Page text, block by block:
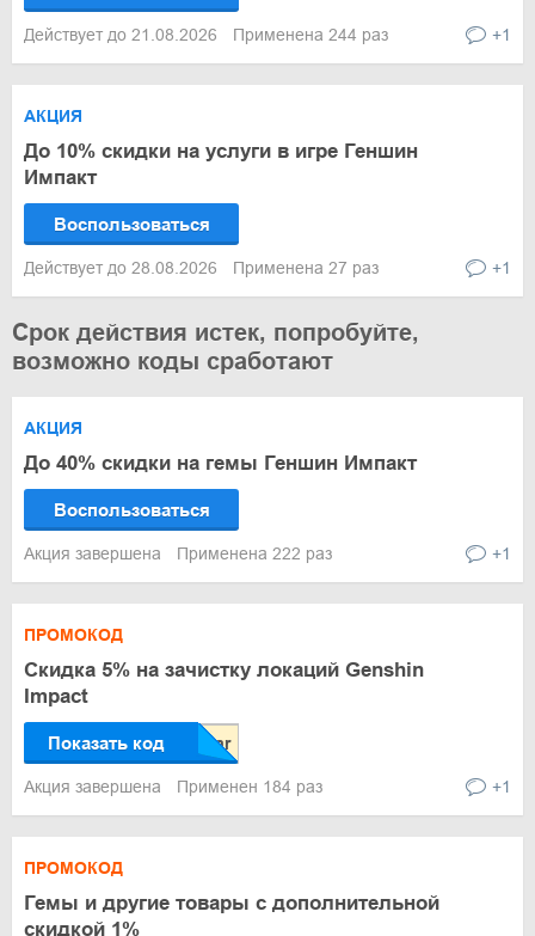
Действует до 21.08.2026 Применена 244 раз +1
АКЦИЯ
До 10% скидки на услуги в игре Геншин
Импакт
Воспользоваться
Действует до 28.08.2026 Применена 27 раз +1
Срок действия истек, попробуйте,
возможно коды сработают
АКЦИЯ
До 40% скидки на гемы Геншин Импакт
Воспользоваться
Акция завершена Применена 222 раз +1
ПРОМОКОД
Скидка 5% на зачистку локаций Genshin
Impact
Показать код
Акция завершена Применен 184 раз +1
ПРОМОКОД
Гемы и другие товары с дополнительной
скидкой 1%